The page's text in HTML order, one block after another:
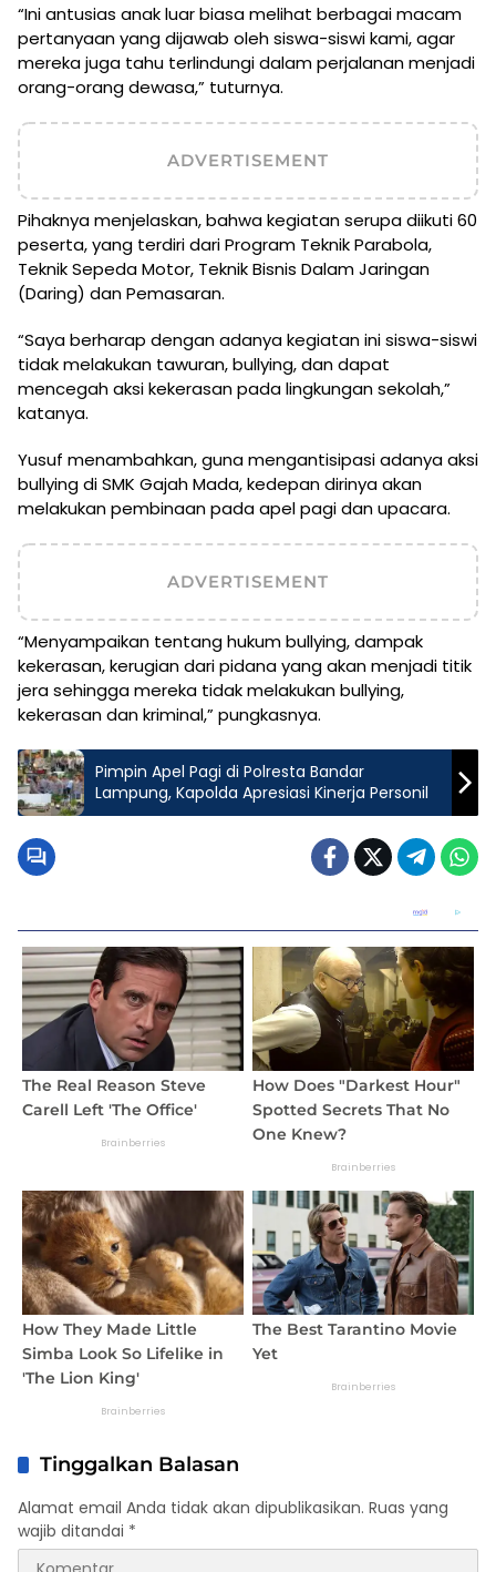
“Ini antusias anak luar biasa melihat berbagai macam
pertanyaan yang dijawab oleh siswa-siswi kami, agar
mereka juga tahu terlindungi dalam perjalanan menjadi
orang-orang dewasa,” tuturnya.
ADVERTISEMENT
Pihaknya menjelaskan, bahwa kegiatan serupa diikuti 60
peserta, yang terdiri dari Program Teknik Parabola,
Teknik Sepeda Motor, Teknik Bisnis Dalam Jaringan
(Daring) dan Pemasaran.
“Saya berharap dengan adanya kegiatan ini siswa-siswi
tidak melakukan tawuran, bullying, dan dapat
mencegah aksi kekerasan pada lingkungan sekolah,”
katanya.
Yusuf menambahkan, guna mengantisipasi adanya aksi
bullying di SMK Gajah Mada, kedepan dirinya akan
melakukan pembinaan pada apel pagi dan upacara.
ADVERTISEMENT
“Menyampaikan tentang hukum bullying, dampak
kekerasan, kerugian dari pidana yang akan menjadi titik
jera sehingga mereka tidak melakukan bullying,
kekerasan dan kriminal,” pungkasnya.
Pimpin Apel Pagi di Polresta Bandar
Lampung, Kapolda Apresiasi Kinerja Personil
Tinggalkan Balasan
Alamat email Anda tidak akan dipublikasikan. Ruas yang
wajib ditandai *